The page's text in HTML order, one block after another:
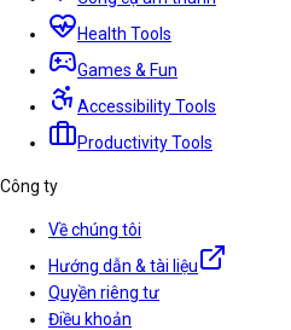
Health Tools
Games & Fun
Accessibility Tools
Productivity Tools
Công ty
Về chúng tôi
Hướng dẫn & tài liệu
Quyền riêng tư
Điều khoản